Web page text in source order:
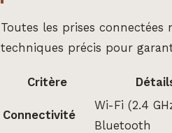
Toutes les prises
techniques précis pour
Critère
Connectivité
Wi-Fi (2.4
Bluetooth